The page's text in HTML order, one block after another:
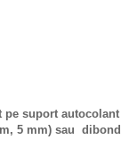
pe suport autocolant
5 mm) sau dibond